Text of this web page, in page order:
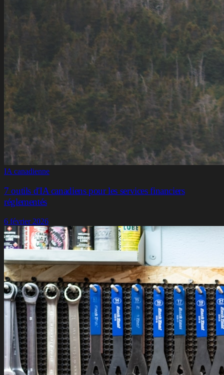
IA canadienne
7 outils d'IA canadiens pour les services financiers
réglementés
6 février 2026